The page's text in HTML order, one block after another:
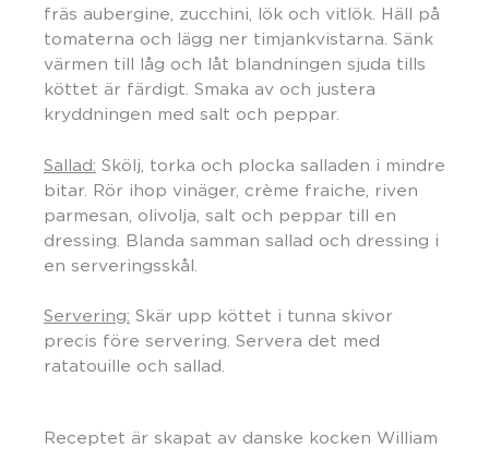
fräs aubergine, zucchini, lök och vitlök. Häll på
tomaterna och lägg ner timjankvistarna. Sänk
värmen till låg och låt blandningen sjuda tills
köttet är färdigt. Smaka av och justera
kryddningen med salt och peppar.
Sallad: Skölj, torka och plocka salladen i mindre
bitar. Rör ihop vinäger, crème fraiche, riven
parmesan, olivolja, salt och peppar till en
dressing. Blanda samman sallad och dressing i
en serveringsskål.
Servering: Skär upp köttet i tunna skivor
precis före servering. Servera det med
ratatouille och sallad.
Receptet är skapat av danske kocken William